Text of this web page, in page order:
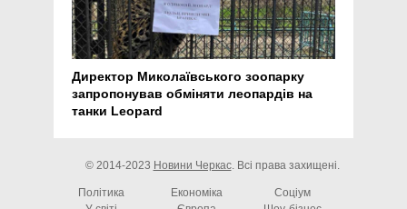
Директор Миколаївського зоопарку
запропонував обміняти леопардів на
танки Leopard
© 2014-2023 Новини Черкас. Всі права захищені.
Політика Економіка
Соціум